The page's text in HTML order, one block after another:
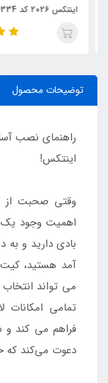
اینتکس ۲۰۲۶ کد 66334 intex
توضیحات محصول
راهنمای نصب
اینتکس!
وقتی صحبت از
اهمیت وجود یک
بادی دارید و
می‌ تواند
تمامی
فراهم می‌ کند و
دعوت می‌کند که